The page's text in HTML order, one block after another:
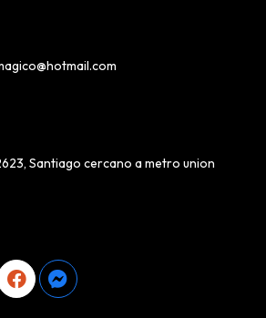
Santiago cercano a metro union